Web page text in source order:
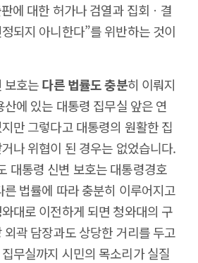
에 대한 허가나 검열과 집회ㆍ결
되지 아니한다”를 위반하는 것이
보호는다른 법률도 충분히 이뤄지
에 있는 대통령 집무실 앞은 연
만 그렇다고 대통령의 원활한 집
나 위협이 된 경우는 없었습니다.
대통령 신변 보호는 대통령경호
법률에 따라 충분히 이루어지고
대로 이전하게 되면 청와대의 구
곽 담장과도 상당한 거리를 두고
무실까지 시민의 목소리가 실질